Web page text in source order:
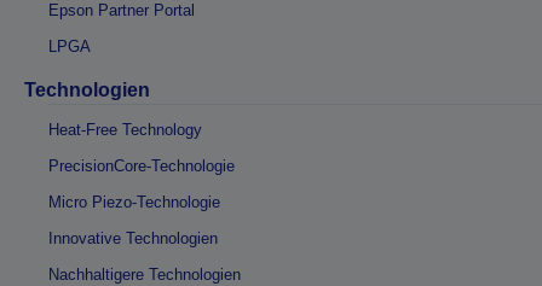
Epson Partner Portal
LPGA
Technologien
Heat-Free Technology
PrecisionCore-Technologie
Micro Piezo-Technologie
Innovative Technologien
Nachhaltigere Technologien